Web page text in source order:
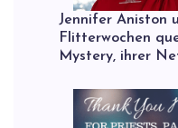
Jennifer Aniston
Flitterwochen
Mystery, ihrer